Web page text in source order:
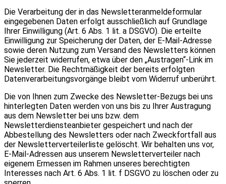
Die Verarbeitung der in das Newsletteranmeldeformular
eingegebenen Daten erfolgt ausschließlich auf Grundlage
Ihrer Einwilligung (Art. 6 Abs. 1 lit. a DSGVO). Die erteilte
Einwilligung zur Speicherung der Daten, der E-Mail-Adresse
sowie deren Nutzung zum Versand des Newsletters können
Sie jederzeit widerrufen, etwa über den „Austragen“-Link im
Newsletter. Die Rechtmäßigkeit der bereits erfolgten
Datenverarbeitungsvorgänge bleibt vom Widerruf unberührt.
Die von Ihnen zum Zwecke des Newsletter-Bezugs bei uns
hinterlegten Daten werden von uns bis zu Ihrer Austragung
aus dem Newsletter bei uns bzw. dem
Newsletterdiensteanbieter gespeichert und nach der
Abbestellung des Newsletters oder nach Zweckfortfall aus
der Newsletterverteilerliste gelöscht. Wir behalten uns vor,
E-Mail-Adressen aus unserem Newsletterverteiler nach
eigenem Ermessen im Rahmen unseres berechtigten
Interesses nach Art. 6 Abs. 1 lit. f DSGVO zu löschen oder zu